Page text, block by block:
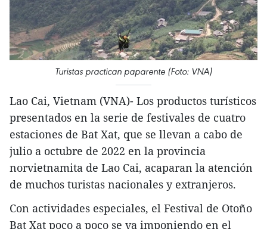
Turistas practican paparente (Foto: VNA)
Lao Cai, Vietnam (VNA)- Los productos turísticos
presentados en la serie de festivales de cuatro
estaciones de Bat Xat, que se llevan a cabo de
julio a octubre de 2022 en la provincia
norvietnamita de Lao Cai, acaparan la atención
de muchos turistas nacionales y extranjeros.
Con actividades especiales, el Festival de Otoño
Bat Xat poco a poco se va imponiendo en el